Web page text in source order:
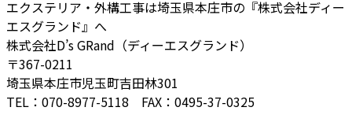
エクステリア・外構工事は埼玉県本庄市の『株式会社ディー
エスグランド』へ
株式会社D’s GRand（ディーエスグランド）
〒367-0211
埼玉県本庄市児玉町吉田林301
TEL：070-8977-5118 FAX：0495-37-0325